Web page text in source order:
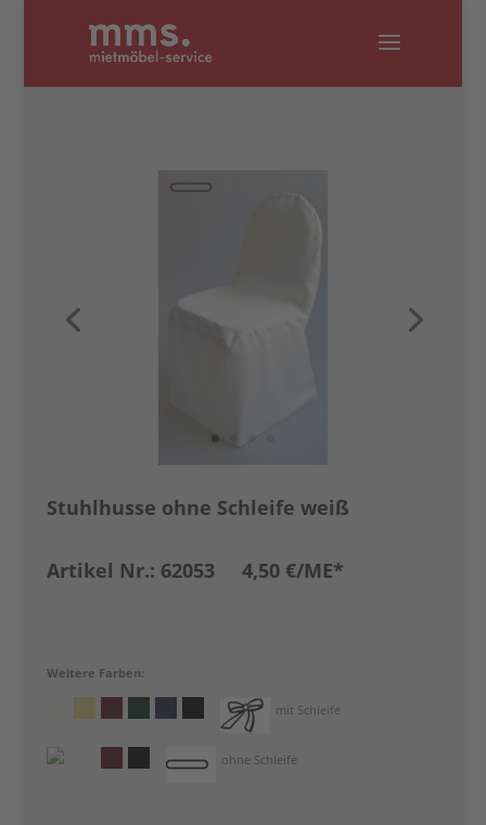
Stuhlhusse ohne Schleife weiß
Artikel Nr.: 62053 4,50 €/ME*
Weitere Farben:
mit Schleife
ohne Schleife